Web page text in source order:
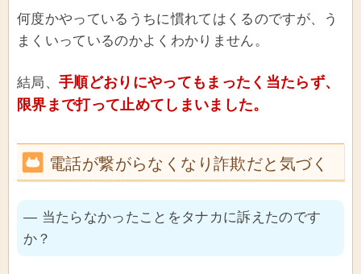
何度かやっているうちに慣れてはくるのですが、う
まくいっているのかよくわかりません。
結局、手順どおりにやってもまったく当たらず、
限界まで打って止めてしまいました。
電話が繋がらなくなり詐欺だと気づく
― 当たらなかったことをタナカに訴えたのです
か？